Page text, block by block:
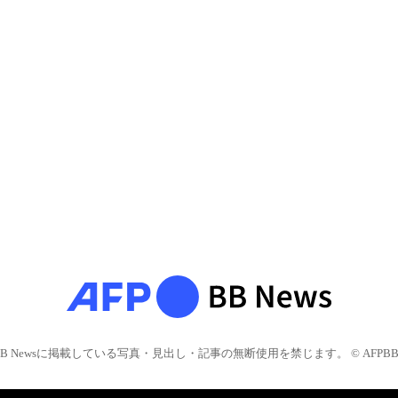
Newsに掲載している写真・見出し・記事の無断使用を禁じます。 © AFPBB